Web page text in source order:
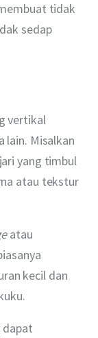
tidak
sedap
vertikal
lain. Misalkan
yang timbul
atau tekstur
atau
kecil dan
dapat